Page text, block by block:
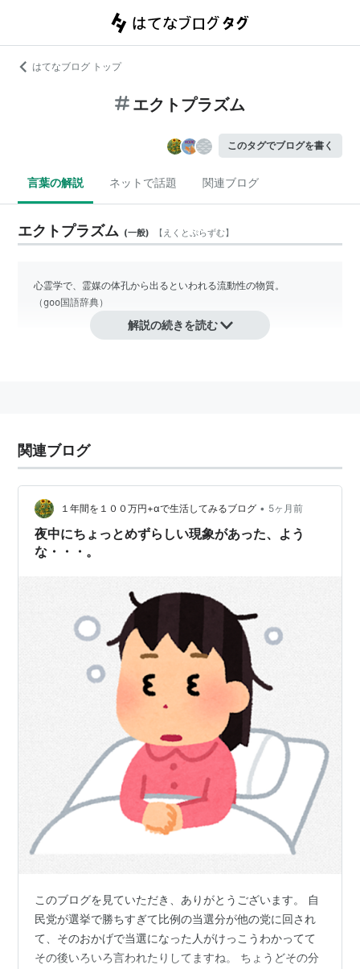
はてなブログ トップ
エクトプラズム
このタグでブログを書く
言葉の解説 ネットで話題 関連ブログ
エクトプラズム (一般) 【 えくとぷらずむ】
心霊学で、霊媒の体孔から出るといわれる流動性の物質。
（goo国語辞典）
解説の続きを読む
関連ブログ
１年間を１００万円+αで生活してみるブログ • 5ヶ月前
夜中にちょっとめずらしい現象があった、よう
な・・・。
このブログを見ていただき、ありがとうございます。 自
民党が選挙で勝ちすぎて比例の当選分が他の党に回され
て、そのおかげで当選になった人がけっこうわかってて
その後いろいろ言われたりしてますね。 ちょうどその分